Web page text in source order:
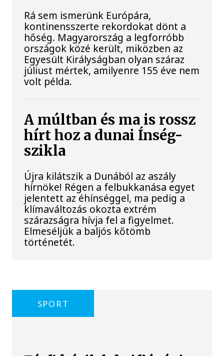
Rá sem ismerünk Európára,
kontinensszerte rekordokat dönt a
hőség. Magyarország a legforróbb
országok közé került, miközben az
Egyesült Királyságban olyan száraz
júliust mértek, amilyenre 155 éve nem
volt példa.
A múltban és ma is rossz
hírt hoz a dunai Ínség-
szikla
Újra kilátszik a Dunából az aszály
hírnöke! Régen a felbukkanása egyet
jelentett az éhínséggel, ma pedig a
klímaváltozás okozta extrém
szárazságra hívja fel a figyelmet.
Elmeséljük a baljós kőtömb
történetét.
SPORT